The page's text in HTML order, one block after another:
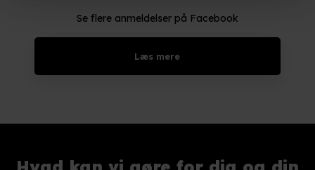
Se flere anmeldelser på Facebook​
Læs mere​